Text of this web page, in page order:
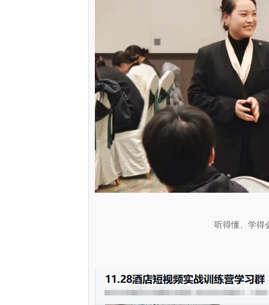
听得懂、学得